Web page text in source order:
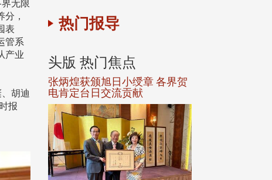
无限
，
表
管系
产业
胡迪
报
热门报导
范巽绿
头版 热门焦点
张炳煌获颁旭日小绶章 各界贺
电肯定台日交流贡献